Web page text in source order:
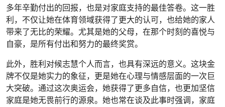
多年辛勤付出的回报，也是对家庭支持的最佳答卷。这一胜
利，不仅让她在体育领域获得了更大的认可，也给她的家人
带来了无比的荣耀。尤其是她的父母，在那个时刻的喜悦与
自豪，是所有付出和努力的最终奖赏。
此外，胜利对候志慧个人而言，也具有深远的意义。这块金
牌不仅是她实力的象征，更是她在心理与情感层面的一次巨
大突破。通过这次奥运会，她获得了更多自信，也更加坚信
家庭是她无畏前行的源泉。她也常在谈及此事时强调，家庭